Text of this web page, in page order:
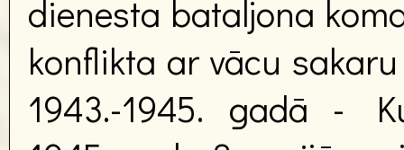
dienesta bataljona
konflikta ar vācu
1943.-1945. gadā -